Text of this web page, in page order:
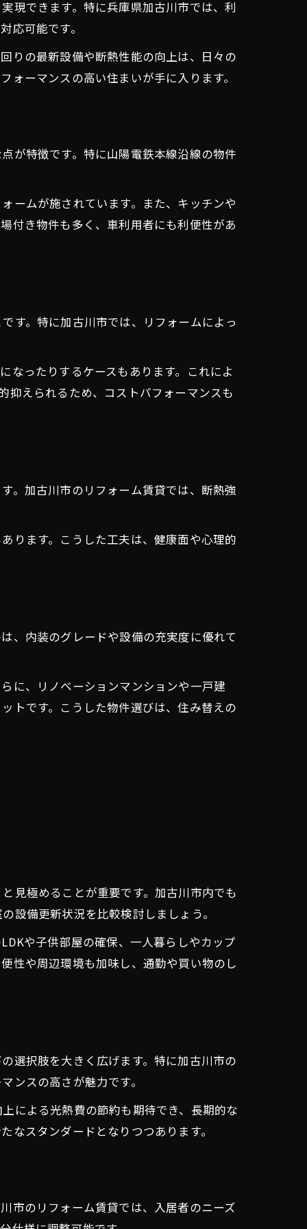
現できます。特に兵庫県加古川市では、利
応可能です。
りの最新設備や断熱性能の向上は、日々の
ーマンスの高い住まいが手に入ります。
が特徴です。特に山陽電鉄本線沿線の物件
ームが施されています。また、キッチンや
付き物件も多く、車利用者にも利便性があ
す。特に加古川市では、リフォームによっ
なったりするケースもあります。これによ
抑えられるため、コストパフォーマンスも
。加古川市のリフォーム賃貸では、断熱強
ります。こうした工夫は、健康面や心理的
、内装のグレードや設備の充実度に優れて
に、リノベーションマンションや一戸建
トです。こうした物件選びは、住み替えの
見極めることが重要です。加古川市内でも
設備更新状況を比較検討しましょう。
や子供部屋の確保、一人暮らしやカップ
性や周辺環境も加味し、通勤や買い物のし
選択肢を大きく広げます。特に加古川市の
ンスの高さが魅力です。
による光熱費の節約も期待でき、長期的な
スタンダードとなりつつあります。
市のリフォーム賃貸では、入居者のニーズ